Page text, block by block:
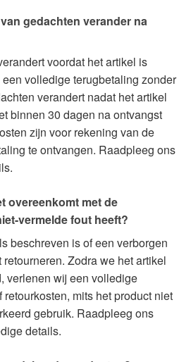
gedachten verander na
voordat het artikel is
volledige terugbetaling zonder
verandert nadat het artikel
binnen 30 dagen na ontvangst
zijn voor rekening van de
te ontvangen. Raadpleeg ons
overeenkomt met de
vermelde fout heeft?
beschreven is of een verborgen
Zodra we het artikel
verlenen wij een volledige
mits het product niet
gebruik. Raadpleeg ons
details.